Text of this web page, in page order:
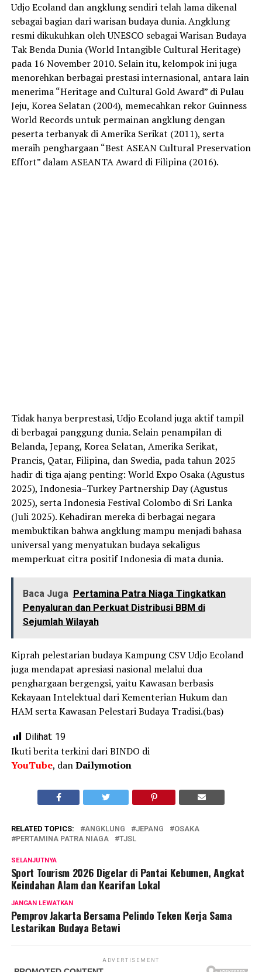
Udjo Ecoland dan angklung sendiri telah lama dikenal
sebagai bagian dari warisan budaya dunia. Angklung
resmi dikukuhkan oleh UNESCO sebagai Warisan Budaya
Tak Benda Dunia (World Intangible Cultural Heritage)
pada 16 November 2010. Selain itu, kelompok ini juga
menorehkan berbagai prestasi internasional, antara lain
menerima “Heritage and Cultural Gold Award” di Pulau
Jeju, Korea Selatan (2004), memecahkan rekor Guinness
World Records untuk permainan angklung dengan
peserta terbanyak di Amerika Serikat (2011), serta
meraih penghargaan “Best ASEAN Cultural Preservation
Effort” dalam ASEANTA Award di Filipina (2016).
Tidak hanya berprestasi, Udjo Ecoland juga aktif tampil
di berbagai panggung dunia. Selain penampilan di
Belanda, Jepang, Korea Selatan, Amerika Serikat,
Prancis, Qatar, Filipina, dan Swedia, pada tahun 2025
hadir di tiga ajang penting: World Expo Osaka (Agustus
2025), Indonesia–Turkey Partnership Day (Agustus
2025), serta Indonesia Festival Colombo di Sri Lanka
(Juli 2025). Kehadiran mereka di berbagai negara
membuktikan bahwa angklung mampu menjadi bahasa
universal yang menyatukan budaya sekaligus
memperkuat citra positif Indonesia di mata dunia.
Baca Juga Pertamina Patra Niaga Tingkatkan
Penyaluran dan Perkuat Distribusi BBM di
Sejumlah Wilayah
Kiprah pelestarian budaya Kampung CSV Udjo Ecoland
juga mendapat apresiasi nasional melalui dua
penghargaan bergengsi, yaitu Kawasan berbasis
Kekayaan Intelektual dari Kementerian Hukum dan
HAM serta Kawasan Pelestari Budaya Tradisi.(bas)
Dilihat: 19
Ikuti berita terkini dari BINDO di
YouTube, danDailymotion
RELATED TOPICS: ANGKLUNG JEPANG
OSAKA
PERTAMINA PATRA NIAGA
TJSL
SELANJUTNYA
Sport Tourism 2026 Digelar di Pantai Kebumen, Angkat
Keindahan Alam dan Kearifan Lokal
JANGAN LEWATKAN
Pemprov Jakarta Bersama Pelindo Teken Kerja Sama
Lestarikan Budaya Betawi
ADVERTISEMENT